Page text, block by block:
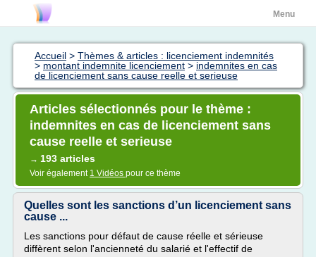
Menu
Accueil > Thèmes & articles : licenciement indemnités
> montant indemnite licenciement > indemnites en cas
de licenciement sans cause reelle et serieuse
Articles sélectionnés pour le thème :
indemnites en cas de licenciement sans
cause reelle et serieuse
→ 193 articles
Voir également 1 Vidéos pour ce thème
Quelles sont les sanctions d’un licenciement sans
cause ...
Les sanctions pour défaut de cause réelle et sérieuse
diffèrent selon l'ancienneté du salarié et l'effectif de